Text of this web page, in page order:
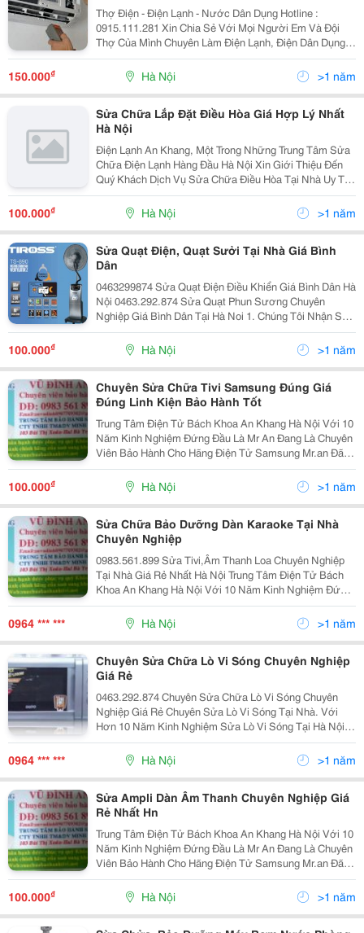
Thợ Điện - Điện Lạnh - Nước Dân Dụng Hotline :
0915.111.281 Xin Chia Sẻ Với Mọi Người Em Và Đội
Thợ Của Mình Chuyên Làm Điện Lạnh, Điện Dân Dụng
Đã Hơn 10 Năm Nay Nhưng Cái Khoản Maketing Lại
Hơi Chậm , Hôm Nay Em Mới Đưa Lên Đây Để Phục Vụ
Mọi Người
150.000₫ Hà Nội >1 năm
Sửa Chữa Lắp Đặt Điều Hòa Giá Hợp Lý Nhất
Hà Nội
Điện Lạnh An Khang, Một Trong Những Trung Tâm Sửa
Chữa Điện Lạnh Hàng Đầu Hà Nội Xin Giới Thiệu Đến
Quý Khách Dịch Vụ Sửa Chữa Điều Hòa Tại Nhà Uy Tín
Giá Rẻ Hà Nội. Điện Lạnh An Khang Với Gần 20 Năm
Ra Đời Và Phát Triển Vững Mạnh Cho Đến Ngày Nay. T
100.000₫ Hà Nội >1 năm
Sửa Quạt Điện, Quạt Sưởi Tại Nhà Giá Bình
Dân
0463299874 Sửa Quạt Điện Điều Khiển Giá Bình Dân Hà
Nội 0463.292.874 Sửa Quạt Phun Sương Chuyên
Nghiệp Giá Bình Dân Tại Hà Noi 1. Chúng Tôi Nhận Sửa
Quạt Của Tất Cả Các Hãng Như: - Quạt Panasonic -
Quạt Saiko - Quạt Toshiba - Quạt Vinawin
100.000₫ Hà Nội >1 năm
Chuyên Sửa Chữa Tivi Samsung Đúng Giá
Đúng Linh Kiện Bảo Hành Tốt
Trung Tâm Điện Tử Bách Khoa An Khang Hà Nội Với 10
Năm Kinh Nghiệm Đứng Đầu Là Mr An Đang Là Chuyên
Viên Bảo Hành Cho Hãng Điện Tử Samsung Mr.an Đã
Mở Trung Tâm Điện Tử: Nhận Sửa Chữa Chuyên
Nghiệp Với Đội Ngũ Kỹ Thuật Viên Có Kinh Nghiệm
Nhiều Năm,G
100.000₫ Hà Nội >1 năm
Sửa Chữa Bảo Dưỡng Dàn Karaoke Tại Nhà
Chuyên Nghiệp
0983.561.899 Sửa Tivi,Âm Thanh Loa Chuyên Nghiệp
Tại Nhà Giá Rẻ Nhất Hà Nội Trung Tâm Điện Tử Bách
Khoa An Khang Hà Nội Với 10 Năm Kinh Nghiệm Đứng
Đầu Là Mr An Đang Là Chuyên Viên Bảo Hành Cho Hãng
Điện Tử Samsung Mr.an Đã Mở Trung Tâm Điện Tử:
0964 *** *** Hà Nội >1 năm
Chuyên Sửa Chữa Lò Vi Sóng Chuyên Nghiệp
Giá Rẻ
0463.292.874 Chuyên Sửa Chữa Lò Vi Sóng Chuyên
Nghiệp Giá Rẻ Chuyên Sửa Lò Vi Sóng Tại Nhà. Với
Hơn 10 Năm Kinh Nghiệm Sửa Lò Vi Sóng Tại Hà Nội ,
Cùng Với Đội Ngũ Kỹ Sư Chuyên Nghiệp, Trình Độ Tay
Nghề Cao, Chúng Tôi Có Thể Đáp Ứng Mọ
0964 *** *** Hà Nội >1 năm
Sửa Ampli Dàn Âm Thanh Chuyên Nghiệp Giá
Rẻ Nhất Hn
Trung Tâm Điện Tử Bách Khoa An Khang Hà Nội Với 10
Năm Kinh Nghiệm Đứng Đầu Là Mr An Đang Là Chuyên
Viên Bảo Hành Cho Hãng Điện Tử Samsung Mr.an Đã
Mở Trung Tâm Điện Tử: Nhận Sửa Chữa Chuyên
Nghiệp Với Đội Ngũ Kỹ Thuật Viên Có Kinh Nghiệm
Nhiều Năm,G
100.000₫ Hà Nội >1 năm